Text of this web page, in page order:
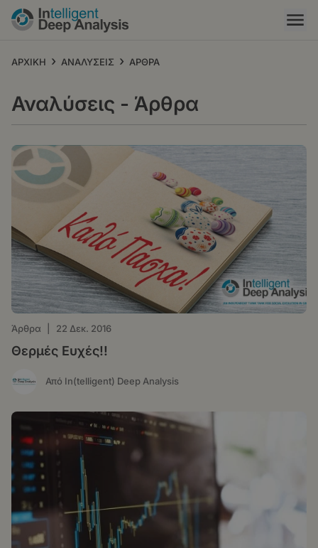
Παράκαμψη
προς
κυρίως
ΑΡΧΙΚΗ › ΑΝΑΛΥΣΕΙΣ › ΑΡΘΡΑ
Αναλύσεις - Άρθρα
Άρθρα 22 Δεκ. 2016
Θερμές Ευχές!!
Από In(telligent) Deep Analysis